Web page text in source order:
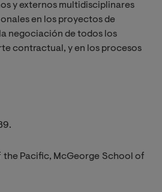
y externos multidisciplinares
en los proyectos de
negociación de todos los
contractual, y en los procesos
the Pacific, McGeorge School of